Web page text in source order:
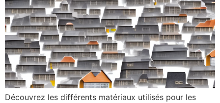
Découvrez les différents matériaux utilisés pour les